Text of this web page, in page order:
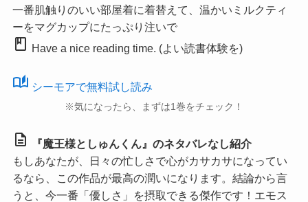
一番肌触りのいい部屋着に着替えて、温かいミルクティ
ーをマグカップにたっぷり注いで
book Have a nice reading time. (よい読書体験を)
auto_stories シーモアで無料試し読み
※気になったら、まずは1巻をチェック！
description
『魔王様としゅんくん』のネタバレなし紹介
もしあなたが、日々の忙しさで心がカサカサになってい
るなら、この作品が最高の潤いになります。結論から言
うと、今一番「優しさ」を摂取できる傑作です！ エモス